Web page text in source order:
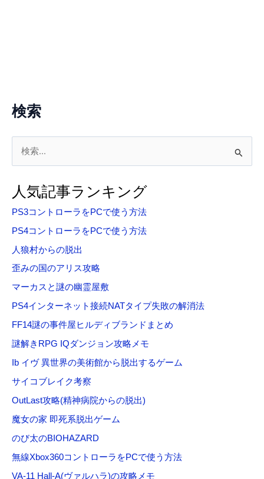
検索
象
:
人気記事ランキング
PS3コントローラをPCで使う方法
PS4コントローラをPCで使う方法
人狼村からの脱出
歪みの国のアリス攻略
マーカスと謎の幽霊屋敷
PS4インターネット接続NATタイプ失敗の解消法
FF14謎の事件屋ヒルディブランドまとめ
謎解きRPG IQダンジョン攻略メモ
Ib イヴ 異世界の美術館から脱出するゲーム
サイコブレイク考察
OutLast攻略(精神病院からの脱出)
魔女の家 即死系脱出ゲーム
のび太のBIOHAZARD
無線Xbox360コントローラをPCで使う方法
VA-11 Hall-A(ヴァルハラ)の攻略メモ